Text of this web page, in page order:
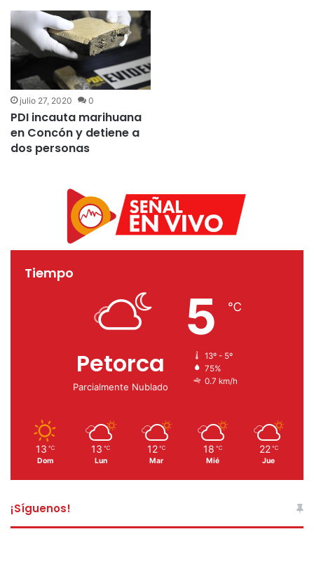
julio 27, 2020 0
PDI incauta marihuana
en Concón y detiene a
dos personas
Tiempo
Petorca
Parcialmente Nublado
5 ℃
13º - 5º
75%
0.7 km/h
13 ℃
Dom
13 ℃
Lun
12 ℃
Mar
18 ℃
Mié
22 ℃
Jue
¡Síguenos!